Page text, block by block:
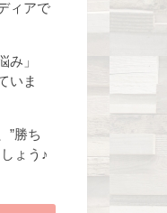
ィアで
み」
いま
”勝ち
ょう♪